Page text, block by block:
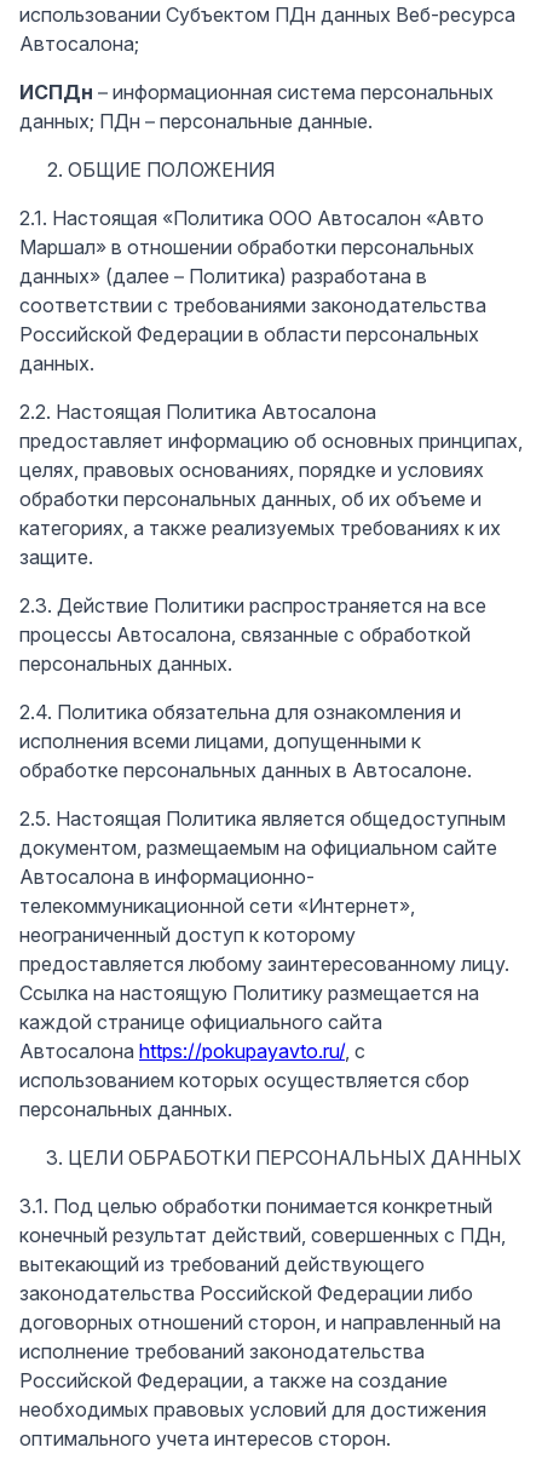
использовании Субъектом ПДн данных Веб-ресурса
Автосалона;
ИСПДн – информационная система персональных
данных; ПДн – персональные данные.
ОБЩИЕ ПОЛОЖЕНИЯ
2.1. Настоящая «Политика ООО Автосалон «Авто
Маршал» в отношении обработки персональных
данных» (далее – Политика) разработана в
соответствии с требованиями законодательства
Российской Федерации в области персональных
данных.
2.2. Настоящая Политика Автосалона
предоставляет информацию об основных принципах,
целях, правовых основаниях, порядке и условиях
обработки персональных данных, об их объеме и
категориях, а также реализуемых требованиях к их
защите.
2.3. Действие Политики распространяется на все
процессы Автосалона, связанные с обработкой
персональных данных.
2.4. Политика обязательна для ознакомления и
исполнения всеми лицами, допущенными к
обработке персональных данных в Автосалоне.
2.5. Настоящая Политика является общедоступным
документом, размещаемым на официальном сайте
Автосалона в информационно-
телекоммуникационной сети «Интернет»,
неограниченный доступ к которому
предоставляется любому заинтересованному лицу.
Ссылка на настоящую Политику размещается на
каждой странице официального сайта
Автосалона https://pokupayavto.ru/, с
использованием которых осуществляется сбор
персональных данных.
ЦЕЛИ ОБРАБОТКИ ПЕРСОНАЛЬНЫХ ДАННЫХ
3.1. Под целью обработки понимается конкретный
конечный результат действий, совершенных с ПДн,
вытекающий из требований действующего
законодательства Российской Федерации либо
договорных отношений сторон, и направленный на
исполнение требований законодательства
Российской Федерации, а также на создание
необходимых правовых условий для достижения
оптимального учета интересов сторон.